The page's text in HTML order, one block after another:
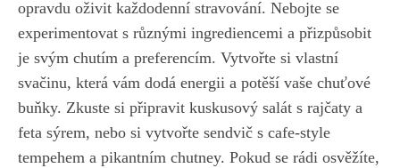
opravdu oživit každodenní stravování. Nebojte se
experimentovat s různými ingrediencemi a přizpůsobit
je svým chutím a preferencím. Vytvořte si vlastní
svačinu, která vám dodá energii a potěší vaše chuťové
buňky. Zkuste si připravit kuskusový salát s rajčaty a
feta sýrem, nebo si vytvořte sendvič s cafe-style
tempehem a pikantním chutney. Pokud se rádi osvěžíte,